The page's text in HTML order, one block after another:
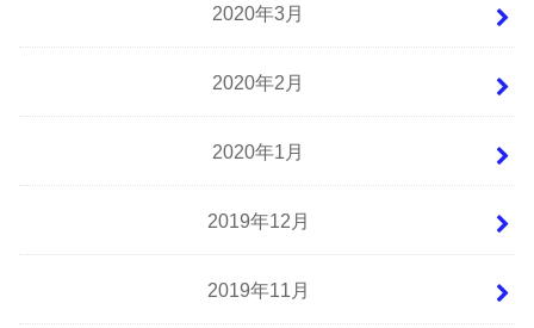
2020年3月
2020年2月
2020年1月
2019年12月
2019年11月